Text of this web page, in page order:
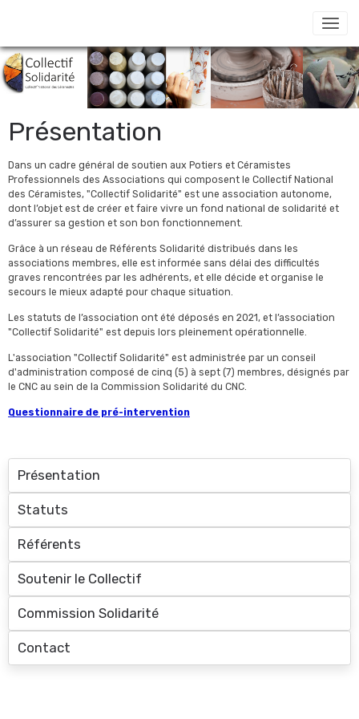
Présentation
Dans un cadre général de soutien aux Potiers et Céramistes
Professionnels des Associations qui composent le Collectif National
des Céramistes, "Collectif Solidarité" est une association autonome,
dont l’objet est de créer et faire vivre un fond national de solidarité et
d’assurer sa gestion et son bon fonctionnement.
Grâce à un réseau de Référents Solidarité distribués dans les
associations membres, elle est informée sans délai des difficultés
graves rencontrées par les adhérents, et elle décide et organise le
secours le mieux adapté pour chaque situation.
Les statuts de l’association ont été déposés en 2021, et l’association
"Collectif Solidarité" est depuis lors pleinement opérationnelle.
L'association "Collectif Solidarité" est administrée par un conseil
d'administration composé de cinq (5) à sept (7) membres, désignés par
le CNC au sein de la Commission Solidarité du CNC.
Questionnaire de pré-intervention
Présentation
Statuts
Référents
Soutenir le Collectif
Commission Solidarité
Contact